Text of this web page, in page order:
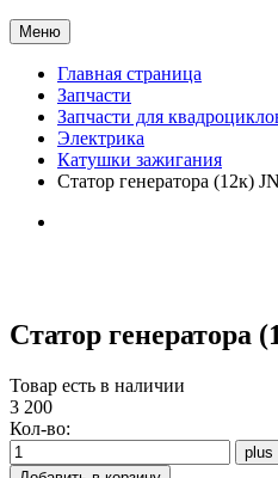
Меню
Главная страница
Запчасти
Запчасти для
Электрика
Катушки зажигания
Статор генератора (12к)
Статор генератора
Товар есть в наличии
3 200
Кол-во: